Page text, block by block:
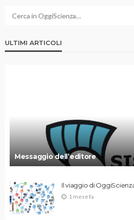
ULTIMI ARTICOLI
Messaggio dell’editore
Il viaggio di
1 mese fa